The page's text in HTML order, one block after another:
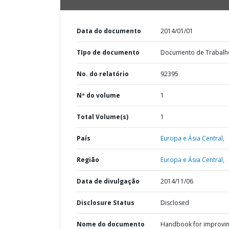
Data do documento 2014/01/01
TIpo de documento Documento de
No. do relatório 92395
Nº do volume 1
Total Volume(s) 1
País Europa e Ásia Central,
Região Europa e Ásia Central,
Data de divulgação 2014/11/06
Disclosure Status Disclosed
Nome do documento
Handbook for